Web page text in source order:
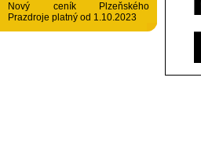
Nový ceník Plzeňského
Prazdroje platný od 1.10.2023